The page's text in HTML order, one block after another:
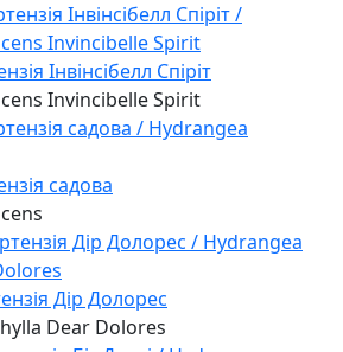
Інвінсібелл Спіріт
Invincibelle Spirit
садова
Дір Долорес
Dear Dolores